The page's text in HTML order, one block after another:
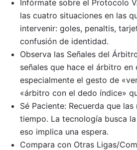
Infórmate sobre el Protocolo
las cuatro situaciones en las
intervenir: goles, penaltis,
confusión de identidad.
Observa las Señales del
señales que hace el árbitro en
especialmente el gesto de
«árbitro con el dedo índice»
Sé Paciente: Recuerda que
tiempo. La tecnología busca
eso implica una espera.
Compara con Otras Ligas/